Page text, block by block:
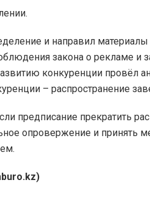
и направил
закона о рекламе и
конкуренции провёл
– распространение
предписание прекратить
опровержение и принять